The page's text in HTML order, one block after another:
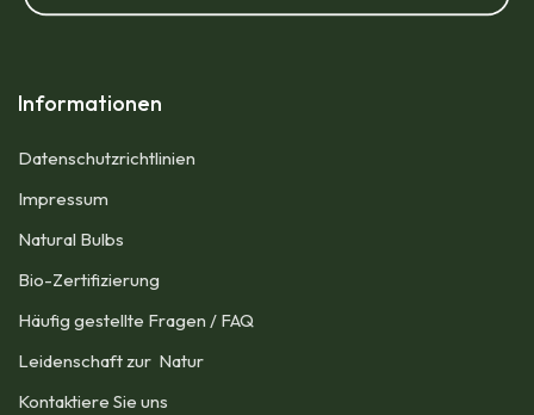
Informationen
Datenschutzrichtlinien
Impressum​
Natural Bulbs
Bio-Zertifizierung
Häufig gestellte Fragen / FAQ
Leidenschaft zur Natur
Kontaktiere Sie uns